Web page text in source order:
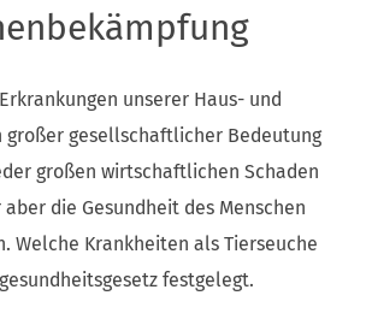
unserer Haus- und
großer gesellschaftlicher Bedeutung
großen wirtschaftlichen Schaden
die Gesundheit des Menschen
Welche Krankheiten als Tierseuche
festgelegt.